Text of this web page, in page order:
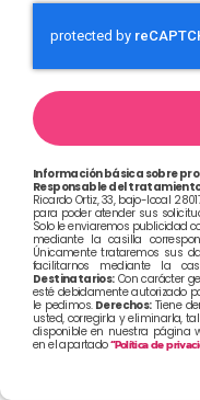
Información básica sobre
Responsable del
Ricardo Ortiz, 33, bajo-local
para poder atender sus
Solo le enviaremos publicidad
mediante la casilla
Únicamente trataremos sus
facilitarnos mediante la
Destinatarios:Con carácter
esté debidamente autorizado
le pedimos.Derechos:Tiene
usted, corregirla y eliminarla,
disponible en nuestra página
en el apartado“Política de